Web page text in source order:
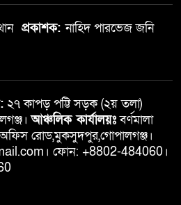
প্রকাশক:নাহিদ পারভেজ জনি
২৭ কাপড় পট্টি সড়ক (২য় তলা)
আঞ্চলিক কার্যালয়ঃবর্ণমালা
অফিস রোড,মুকসুদপুর,গোপালগঞ্জ।
ফোন: +8802-484060।